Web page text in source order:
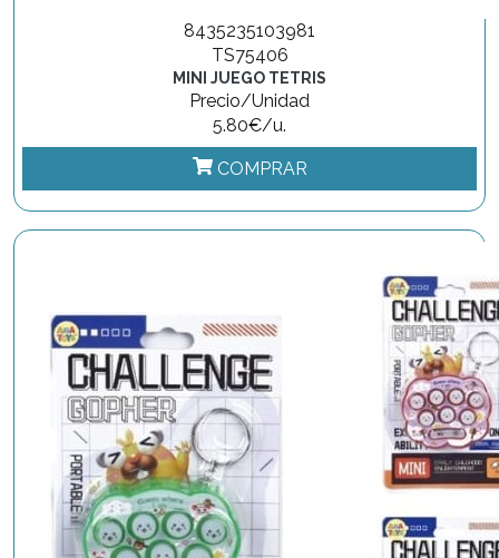
8435235103981
TS75406
MINI JUEGO TETRIS
Precio/Unidad
5.80€/u.
COMPRAR